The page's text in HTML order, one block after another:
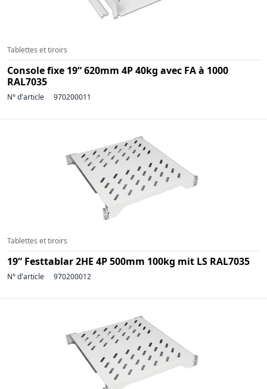
Tablettes et tiroirs
Console fixe 19“ 620mm 4P 40kg avec FA à 1000
RAL7035
N° d'article 970200011
Tablettes et tiroirs
19“ Festtablar 2HE 4P 500mm 100kg mit LS RAL7035
N° d'article 970200012